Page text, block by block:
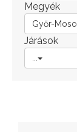
Megyék
Győr-
Járások